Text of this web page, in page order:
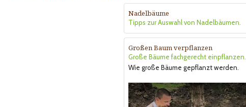
Nadelbäume
Tipps zur Auswahl von Nadelbäumen.
Großen Baum verpflanzen
Große Bäume fachgerecht einpflanzen.
Wie große Bäume gepflanzt werden.